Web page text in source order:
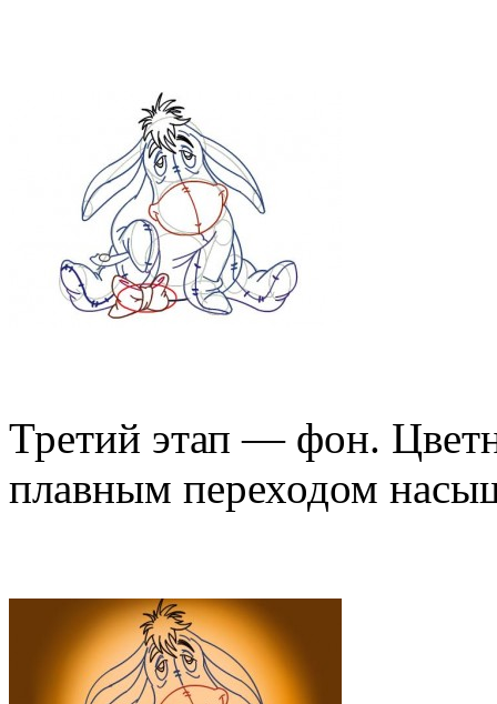
Третий этап — фон.
плавным переходом